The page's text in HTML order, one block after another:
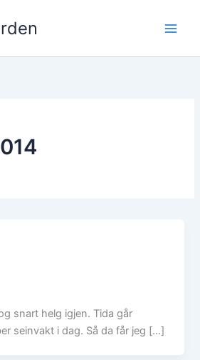
snart helg igjen. Tida går
seinvakt i dag. Så da får jeg […]